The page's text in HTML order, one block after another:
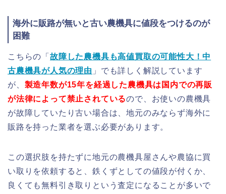
海外に販路が無いと古い農機具に値段をつけるのが
困難
こちらの「 故障した農機具も高値買取の可能性大！中
古農機具が人気の理由 」でも詳しく解説しています
が、 製造年数が15年を経過した農機具は国内での再販
が法律によって禁止されているので、お使いの農機具
が故障していたり古い場合は、地元のみならず海外に
販路を持った業者を選ぶ必要があります。
この選択肢を持たずに地元の農機具屋さんや農協に買
い取りを依頼すると、鉄くずとしての値段が付くか、
良くても無料引き取りという査定になることが多いで